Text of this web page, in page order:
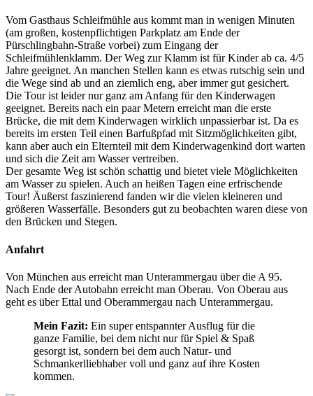
Vom Gasthaus Schleifmühle aus kommt man in wenigen Minuten
(am großen, kostenpflichtigen Parkplatz am Ende der
Pürschlingbahn-Straße vorbei) zum Eingang der
Schleifmühlenklamm. Der Weg zur Klamm ist für Kinder ab ca. 4/5
Jahre geeignet. An manchen Stellen kann es etwas rutschig sein und
die Wege sind ab und an ziemlich eng, aber immer gut gesichert.
Die Tour ist leider nur ganz am Anfang für den Kinderwagen
geeignet. Bereits nach ein paar Metern erreicht man die erste
Brücke, die mit dem Kinderwagen wirklich unpassierbar ist. Da es
bereits im ersten Teil einen Barfußpfad mit Sitzmöglichkeiten gibt,
kann aber auch ein Elternteil mit dem Kinderwagenkind dort warten
und sich die Zeit am Wasser vertreiben.
Der gesamte Weg ist schön schattig und bietet viele Möglichkeiten
am Wasser zu spielen. Auch an heißen Tagen eine erfrischende
Tour! Äußerst faszinierend fanden wir die vielen kleineren und
größeren Wasserfälle. Besonders gut zu beobachten waren diese von
den Brücken und Stegen.
Anfahrt
Von München aus erreicht man Unterammergau über die A 95.
Nach Ende der Autobahn erreicht man Oberau. Von Oberau aus
geht es über Ettal und Oberammergau nach Unterammergau.
Mein Fazit: Ein super entspannter Ausflug für die
ganze Familie, bei dem nicht nur für Spiel & Spaß
gesorgt ist, sondern bei dem auch Natur- und
Schmankerlliebhaber voll und ganz auf ihre Kosten
kommen.